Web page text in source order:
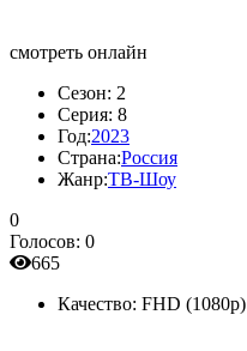
смотреть онлайн
Сезон: 2
Серия: 8
Год:2023
Страна:Россия
Жанр:ТВ-Шоу
0
Голосов: 0
665
Качество: FHD (1080p)